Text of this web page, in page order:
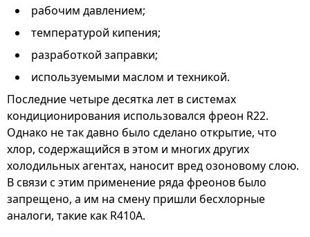
рабочим давлением;
температурой кипения;
разработкой заправки;
используемыми маслом и техникой.
Последние четыре десятка лет в системах
кондиционирования использовался фреон R22.
Однако не так давно было сделано открытие, что
хлор, содержащийся в этом и многих других
холодильных агентах, наносит вред озоновому слою.
В связи с этим применение ряда фреонов было
запрещено, а им на смену пришли бесхлорные
аналоги, такие как R410A.